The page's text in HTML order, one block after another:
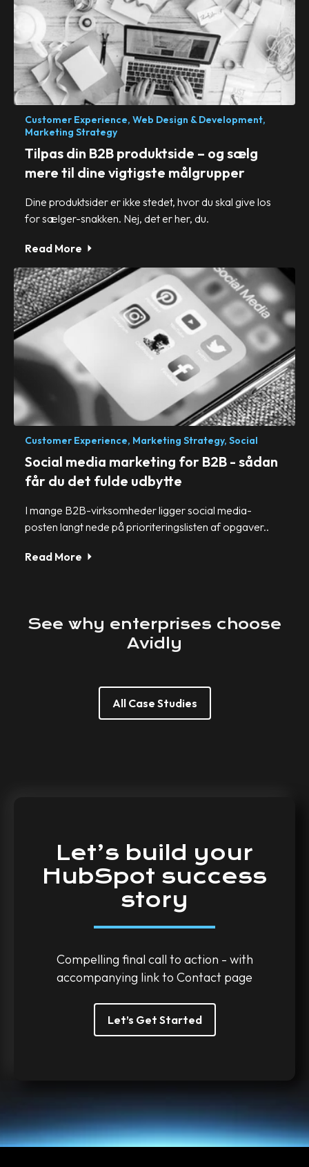
Customer Experience, Web Design & Development,
Marketing Strategy
Tilpas din B2B produktside – og sælg
mere til dine vigtigste målgrupper
Dine produktsider er ikke stedet, hvor du skal give los
for sælger-snakken. Nej, det er her, du.
Read More
Customer Experience, Marketing Strategy, Social
Social media marketing for B2B - sådan
får du det fulde udbytte
I mange B2B-virksomheder ligger social media-
posten langt nede på prioriteringslisten af opgaver..
Read More
See why enterprises choose
Avidly
All Case Studies
Let’s build your
HubSpot success
story
Compelling final call to action - with
accompanying link to Contact page
Let’s Get Started